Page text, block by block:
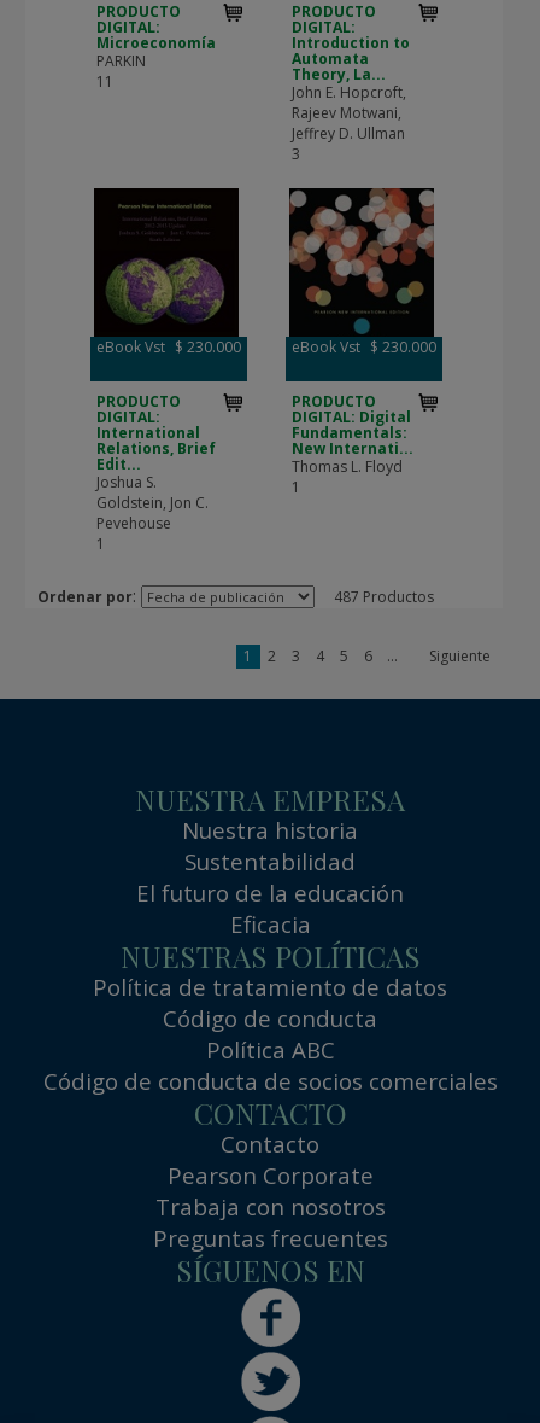
PRODUCTO
DIGITAL:
Microeconomía
PARKIN
11
PRODUCTO
DIGITAL:
Introduction to
Automata
Theory, La...
John E. Hopcroft,
Rajeev Motwani,
Jeffrey D. Ullman
3
eBook Vst $ 230.000
PRODUCTO
DIGITAL:
International
Relations, Brief
Edit...
Joshua S.
Goldstein, Jon C.
Pevehouse
1
eBook Vst $ 230.000
PRODUCTO
DIGITAL: Digital
Fundamentals:
New Internati...
Thomas L. Floyd
1
Ordenar por: 487 Productos
1 2 3 4 5 6 ... Siguiente
NUESTRA EMPRESA
Nuestra historia
Sustentabilidad
El futuro de la educación
Eficacia
NUESTRAS POLÍTICAS
Política de tratamiento de datos
Código de conducta
Política ABC
Código de conducta de socios comerciales
CONTACTO
Contacto
Pearson Corporate
Trabaja con nosotros
Preguntas frecuentes
SÍGUENOS EN